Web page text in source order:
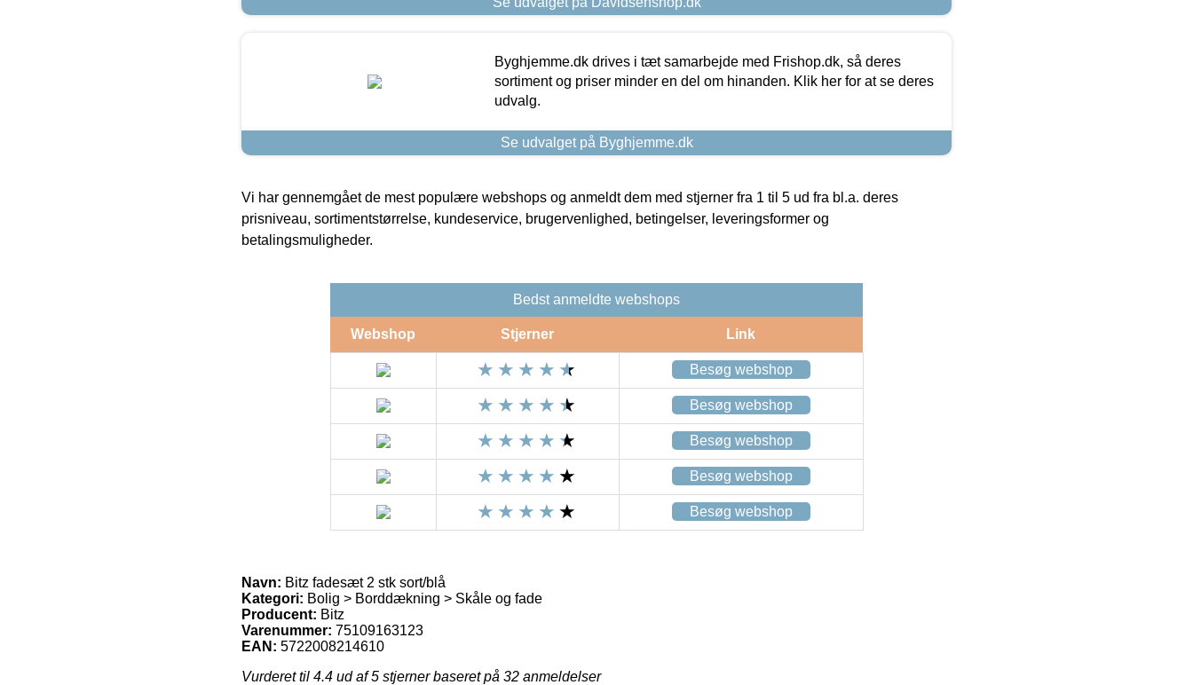
Byghjemme.dk drives i tæt samarbejde med Frishop.dk, så deres
sortiment og priser minder en del om hinanden. Klik her for at se deres
udvalg.
Se udvalget på Byghjemme.dk
Vi har gennemgået de mest populære webshops og anmeldt dem med stjerner fra 1 til 5 ud fra bl.a. deres
prisniveau, sortimentstørrelse, kundeservice, brugervenlighed, betingelser, leveringsformer og
betalingsmuligheder.
Bedst anmeldte webshops
Webshop Stjerner Link
Besøg webshop
Besøg webshop
Besøg webshop
Besøg webshop
Besøg webshop
Navn: Bitz fadesæt 2 stk sort/blå
Kategori: Bolig > Borddækning > Skåle og fade
Producent: Bitz
Varenummer: 75109163123
EAN: 5722008214610
Vurderet til 4.4 ud af 5 stjerner baseret på 32 anmeldelser